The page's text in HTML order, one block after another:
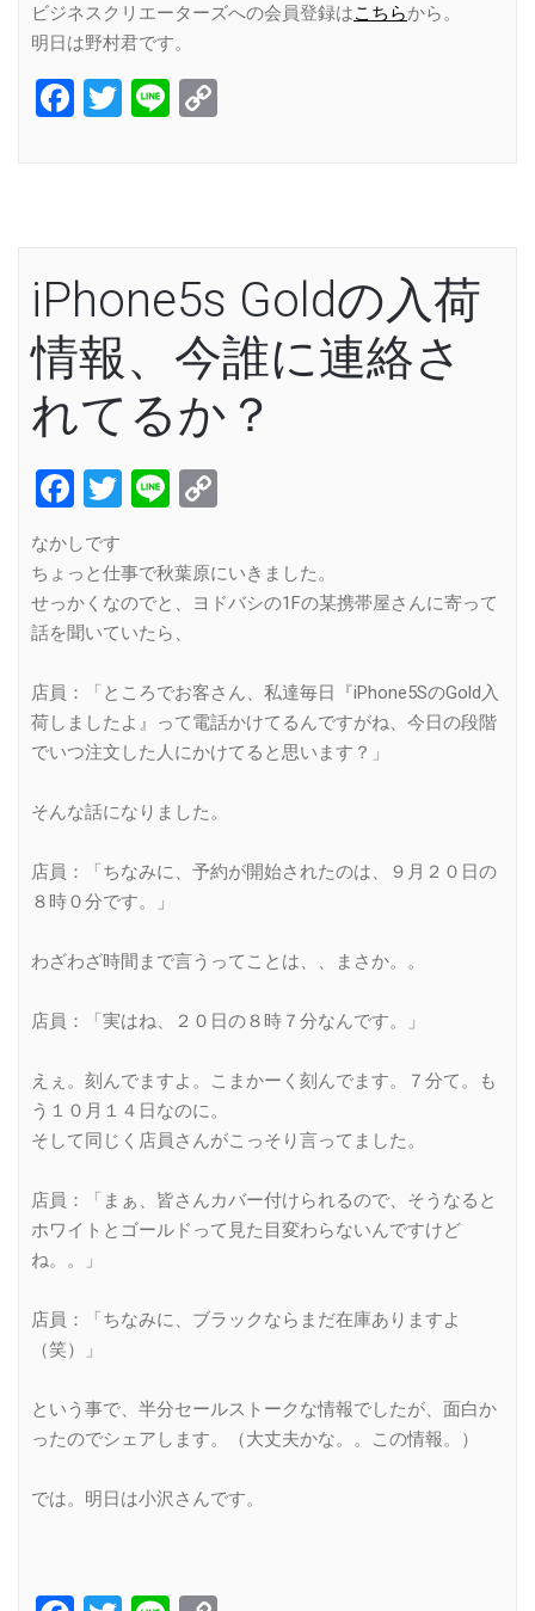
ビジネスクリエーターズへの会員登録はこちらから。
明日は野村君です。
Facebook
Twitter
Line
iPhone5s Goldの入荷
情報、今誰に連絡さ
れてるか？
Facebook
Twitter
Line
なかしです
ちょっと仕事で秋葉原にいきました。
せっかくなのでと、ヨドバシの1Fの某携帯屋さんに寄って
話を聞いていたら、
店員：「ところでお客さん、私達毎日『iPhone5SのGold入
荷しましたよ』って電話かけてるんですがね、今日の段階
でいつ注文した人にかけてると思います？」
そんな話になりました。
店員：「ちなみに、予約が開始されたのは、９月２０日の
８時０分です。」
わざわざ時間まで言うってことは、、まさか。。
店員：「実はね、２０日の８時７分なんです。」
えぇ。刻んでますよ。こまかーく刻んでます。７分て。も
う１０月１４日なのに。
そして同じく店員さんがこっそり言ってました。
店員：「まぁ、皆さんカバー付けられるので、そうなると
ホワイトとゴールドって見た目変わらないんですけど
ね。。」
店員：「ちなみに、ブラックならまだ在庫ありますよ
（笑）」
という事で、半分セールストークな情報でしたが、面白か
ったのでシェアします。（大丈夫かな。。この情報。）
では。明日は小沢さんです。